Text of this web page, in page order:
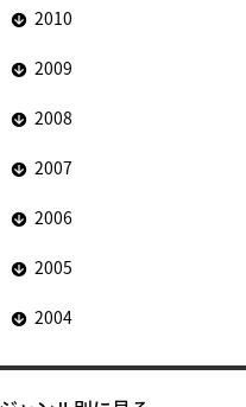
2010
2009
2008
2007
2006
2005
2004